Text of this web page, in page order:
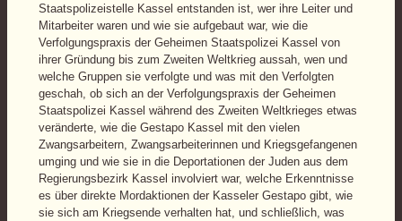
Staatspolizeistelle Kassel entstanden ist, wer ihre Leiter und
Mitarbeiter waren und wie sie aufgebaut war, wie die
Verfolgungspraxis der Geheimen Staatspolizei Kassel von
ihrer Gründung bis zum Zweiten Weltkrieg aussah, wen und
welche Gruppen sie verfolgte und was mit den Verfolgten
geschah, ob sich an der Verfolgungspraxis der Geheimen
Staatspolizei Kassel während des Zweiten Weltkrieges etwas
veränderte, wie die Gestapo Kassel mit den vielen
Zwangsarbeitern, Zwangsarbeiterinnen und Kriegsgefangenen
umging und wie sie in die Deportationen der Juden aus dem
Regierungsbezirk Kassel involviert war, welche Erkenntnisse
es über direkte Mordaktionen der Kasseler Gestapo gibt, wie
sie sich am Kriegsende verhalten hat, und schließlich, was